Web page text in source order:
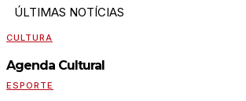
ÚLTIMAS NOTÍCIAS
CULTURA
Agenda Cultural
ESPORTE